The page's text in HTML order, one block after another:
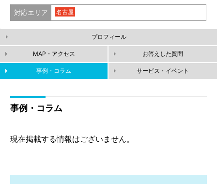
対応エリア 名古屋
プロフィール
MAP・アクセス お答えした質問
事例・コラム サービス・イベント
事例・コラム
現在掲載する情報はございません。